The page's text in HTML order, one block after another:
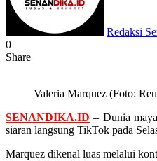
Redaksi
0
Share
Valeria Marquez (Foto:
SENANDIKA.ID – Dunia
siaran langsung TikTok pada
Marquez dikenal luas melalui